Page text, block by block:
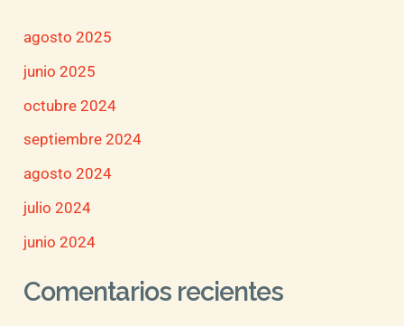
agosto 2025
junio 2025
octubre 2024
septiembre 2024
agosto 2024
julio 2024
junio 2024
Comentarios recientes